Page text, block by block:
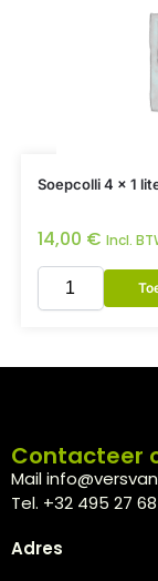
Soepcolli 4 x 1
14,00 € Incl.
Contacteer
Mail
Tel. +32 495 27
Adres